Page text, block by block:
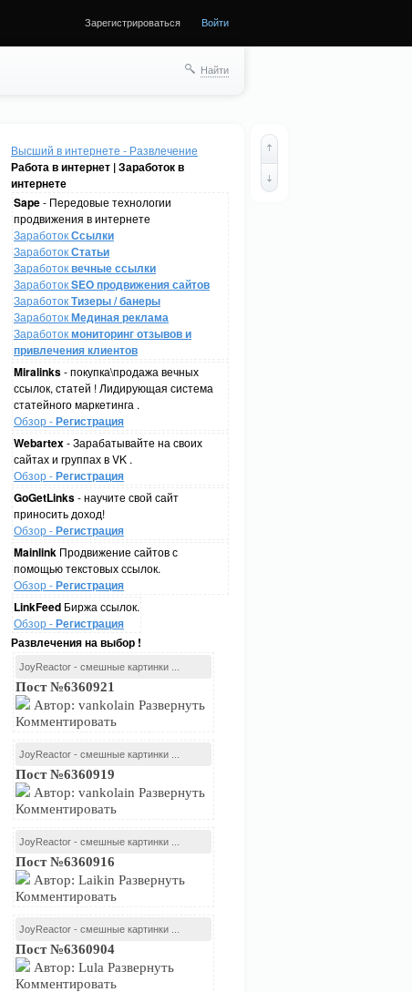
Зарегистрироваться Войти
Найти
Высший в интернете - Развлечение
Работа в интернет | Заработок в
интернете
Sape- Передовые технологии
продвижения в интернете
ЗаработокСсылки
ЗаработокСтатьи
Заработоквечные ссылки
ЗаработокSEO продвижения сайтов
ЗаработокТизеры / банеры
ЗаработокМединая реклама
Заработокмониторинг отзывов и
привлечения клиентов
Miralinks- покупка\продажа вечных
ссылок, статей ! Лидирующая система
статейного маркетинга .
Обзор -Регистрация
Webartex- Зарабатывайте на своих
сайтах и группах в VK .
Обзор -Регистрация
GoGetLinks- научите свой сайт
приносить доход!
Обзор -Регистрация
Mainlink Продвижение сайтов с
помощью текстовых ссылок.
Обзор -Регистрация
LinkFeed Биржа ссылок.
Обзор -Регистрация
Развлечения на выбор !
JoyReactor - смешные картинки ...
Пост №6360921
Автор: vankolain Развернуть
Комментировать
JoyReactor - смешные картинки ...
Пост №6360919
Автор: vankolain Развернуть
Комментировать
JoyReactor - смешные картинки ...
Пост №6360916
Автор: Laikin Развернуть
Комментировать
JoyReactor - смешные картинки ...
Пост №6360904
Автор: Lula Развернуть
Комментировать